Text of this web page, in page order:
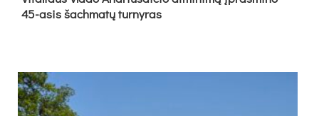
45-asis šach­ma­tų tur­ny­ras